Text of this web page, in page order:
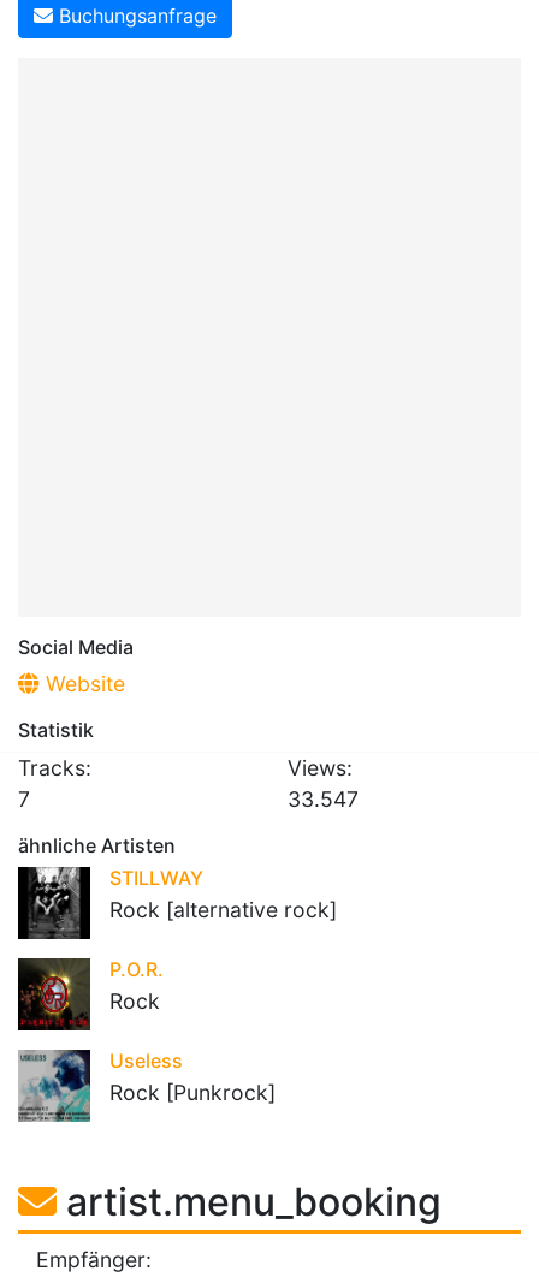
Buchungsanfrage
Social Media
Website
Statistik
Tracks:
7
Views:
33.547
ähnliche Artisten
STILLWAY
Rock [alternative rock]
P.O.R.
Rock
Useless
Rock [Punkrock]
artist.menu_booking
Empfänger: